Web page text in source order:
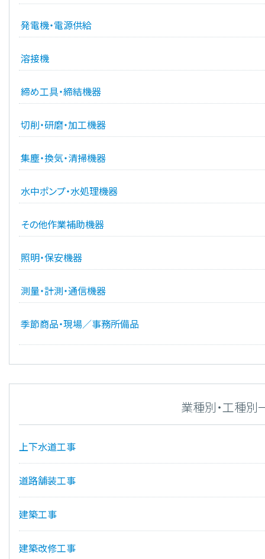
発電機・電源供給
溶接機
締め工具・締結機器
切削・研磨・加工機器
集塵・換気・清掃機器
水中ポンプ・水処理機器
その他作業補助機器
照明・保安機器
測量・計測・通信機器
季節商品・現場／事務所備品
業種別・工種別
上下水道工事
道路舗装工事
建築工事
建築改修工事